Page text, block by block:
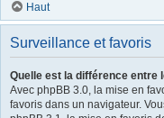
Haut
Surveillance et favoris
Quelle est la différence entre
Avec phpBB 3.0, la mise en
favoris dans un navigateur.